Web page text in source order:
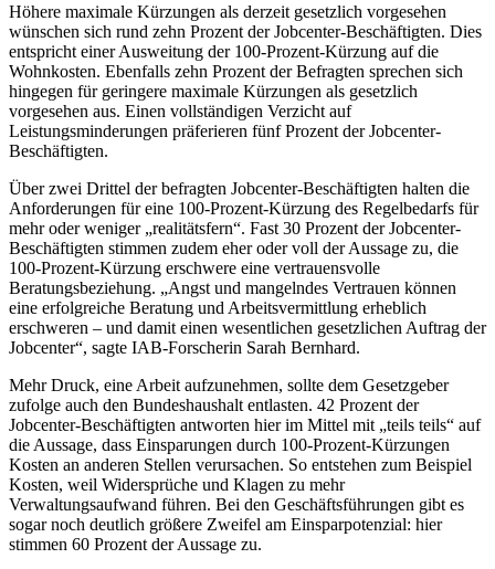
Höhere maximale Kürzungen als derzeit gesetzlich vorgesehen
wünschen sich rund zehn Prozent der Jobcenter-Beschäftigten. Dies
entspricht einer Ausweitung der 100-Prozent-Kürzung auf die
Wohnkosten. Ebenfalls zehn Prozent der Befragten sprechen sich
hingegen für geringere maximale Kürzungen als gesetzlich
vorgesehen aus. Einen vollständigen Verzicht auf
Leistungsminderungen präferieren fünf Prozent der Jobcenter-
Beschäftigten.
Über zwei Drittel der befragten Jobcenter-Beschäftigten halten die
Anforderungen für eine 100-Prozent-Kürzung des Regelbedarfs für
mehr oder weniger „realitätsfern“. Fast 30 Prozent der Jobcenter-
Beschäftigten stimmen zudem eher oder voll der Aussage zu, die
100-Prozent-Kürzung erschwere eine vertrauensvolle
Beratungsbeziehung. „Angst und mangelndes Vertrauen können
eine erfolgreiche Beratung und Arbeitsvermittlung erheblich
erschweren – und damit einen wesentlichen gesetzlichen Auftrag der
Jobcenter“, sagte IAB-Forscherin Sarah Bernhard.
Mehr Druck, eine Arbeit aufzunehmen, sollte dem Gesetzgeber
zufolge auch den Bundeshaushalt entlasten. 42 Prozent der
Jobcenter-Beschäftigten antworten hier im Mittel mit „teils teils“ auf
die Aussage, dass Einsparungen durch 100-Prozent-Kürzungen
Kosten an anderen Stellen verursachen. So entstehen zum Beispiel
Kosten, weil Widersprüche und Klagen zu mehr
Verwaltungsaufwand führen. Bei den Geschäftsführungen gibt es
sogar noch deutlich größere Zweifel am Einsparpotenzial: hier
stimmen 60 Prozent der Aussage zu.